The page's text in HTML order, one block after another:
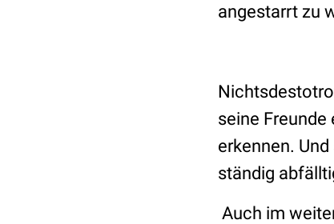
angestarrt zu
seine
erkennen.
ständig
Auch im